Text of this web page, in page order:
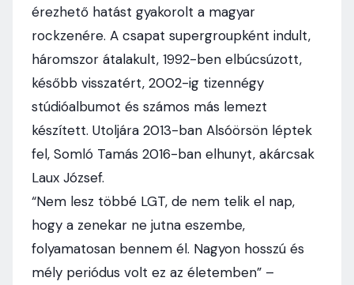
érezhető hatást gyakorolt a magyar
rockzenére. A csapat supergroupként indult,
háromszor átalakult, 1992-ben elbúcsúzott,
később visszatért, 2002-ig tizennégy
stúdióalbumot és számos más lemezt
készített. Utoljára 2013-ban Alsóörsön léptek
fel, Somló Tamás 2016-ban elhunyt, akárcsak
Laux József.
“Nem lesz többé LGT, de nem telik el nap,
hogy a zenekar ne jutna eszembe,
folyamatosan bennem él. Nagyon hosszú és
mély periódus volt ez az életemben” –